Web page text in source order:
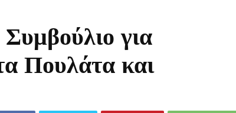
για
Πουλάτα και